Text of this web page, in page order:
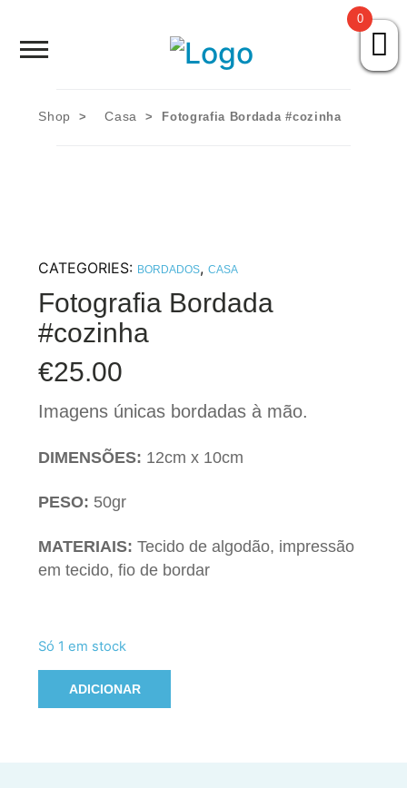
HOME
SOBRE NÓS
LOJA
Shop > Casa > Fotografia Bordada #cozinha
CATEGORIES: BORDADOS,CASA
Fotografia Bordada
#cozinha
€25.00
Imagens únicas bordadas à mão.
DIMENSÕES: 12cm x 10cm
PESO: 50gr
MATERIAIS: Tecido de algodão, impressão
em tecido, fio de bordar
Só 1 em stock
ADICIONAR
0